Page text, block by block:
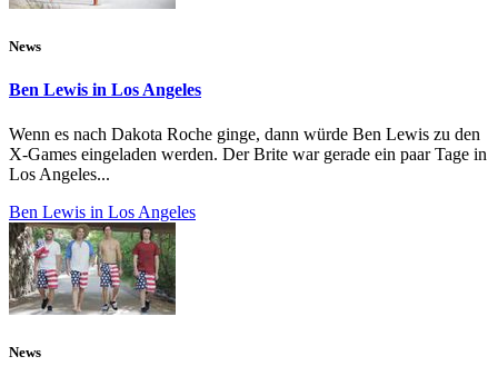
News
Ben Lewis in Los Angeles
Wenn es nach Dakota Roche ginge, dann würde Ben Lewis zu den
X-Games eingeladen werden. Der Brite war gerade ein paar Tage in
Los Angeles...
Ben Lewis in Los Angeles
News